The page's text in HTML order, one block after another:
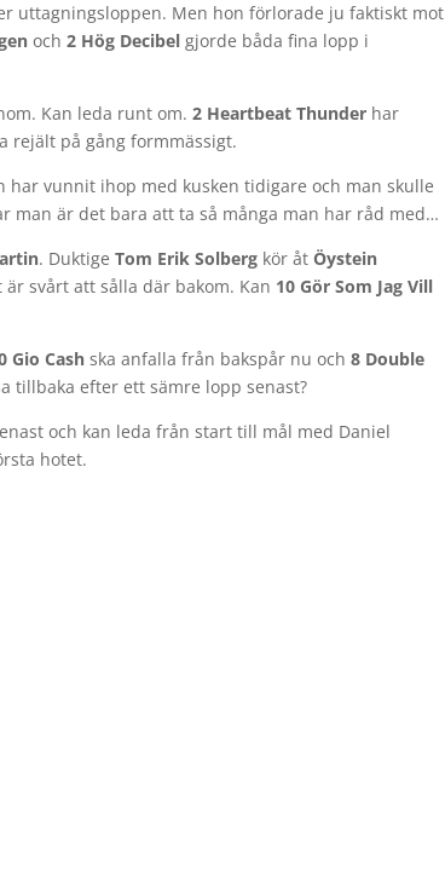
uttagningsloppen. Men hon förlorade ju faktiskt mot
och2 Hög Decibelgjorde båda fina lopp i
Kan leda runt om.2 Heartbeat Thunder har
rejält på gång formmässigt.
har vunnit ihop med kusken tidigare och man skulle
man är det bara att ta så många man har råd med…
. DuktigeTom Erik Solberg kör åtÖystein
svårt att sålla där bakom. Kan 10 Gör Som Jag Vill
Gio Cash ska anfalla från bakspår nu och8 Double
tillbaka efter ett sämre lopp senast?
och kan leda från start till mål med Daniel
hotet.